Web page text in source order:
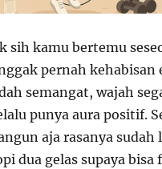
sih kamu bertemu
pernah kehabisan
semangat, wajah
punya aura positif.
aja rasanya sudah
dua gelas supaya bisa